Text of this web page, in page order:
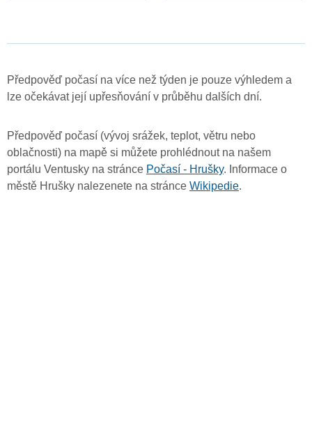
Předpověď počasí na více než týden je pouze výhledem a
lze očekávat její upřesňování v průběhu dalších dní.
Předpověď počasí (vývoj srážek, teplot, větru nebo
oblačnosti) na mapě si můžete prohlédnout na našem
portálu Ventusky na stránce Počasí - Hrušky. Informace o
městě Hrušky nalezenete na stránce Wikipedie.